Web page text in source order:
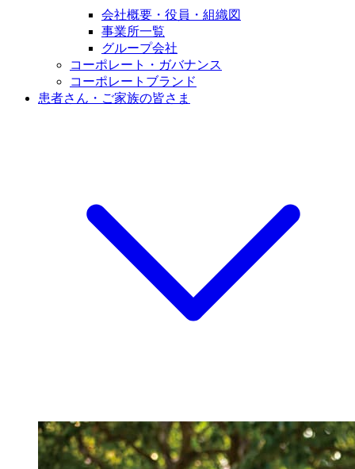
会社概要・役員・組織図
事業所一覧
グループ会社
コーポレート・ガバナンス
コーポレートブランド
患者さん・ご家族の皆さま